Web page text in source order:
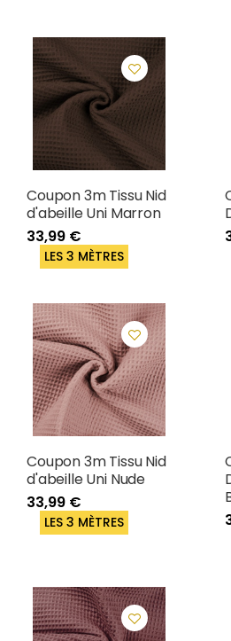
Coupon 3m Tissu Nid
d'abeille Uni Marron
33,99 €
LES 3 MÈTRES
Coupon 3m Tissu Nid
d'abeille Uni Nude
33,99 €
LES 3 MÈTRES